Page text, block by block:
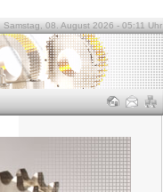
Samstag, 08. August 2026 - 05:11 Uhr